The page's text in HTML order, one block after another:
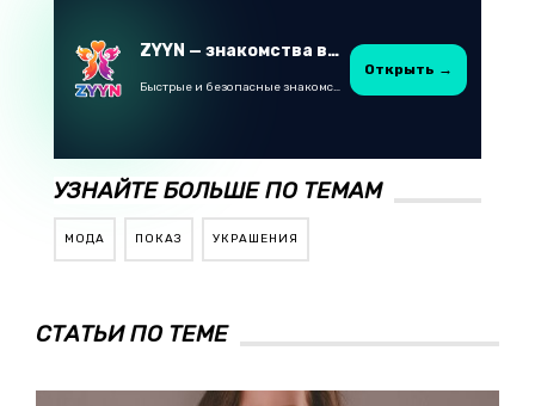
ZYYN — знакомства в Казахстане
Быстрые и безопасные знакомства в Telegram
Открыть →
УЗНАЙТЕ БОЛЬШЕ ПО ТЕМАМ
МОДА ПОКАЗ УКРАШЕНИЯ
СТАТЬИ ПО ТЕМЕ